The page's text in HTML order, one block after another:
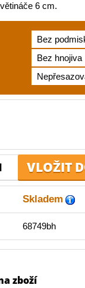
6 cm.
Skladem
68749bh
zboží